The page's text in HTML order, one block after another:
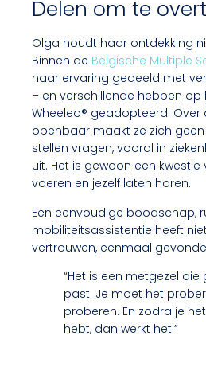
Delen om te
Olga houdt haar ontdekking
Binnen de Belgische Multiple
haar ervaring gedeeld met
– en verschillende hebben op
Wheeleo® geadopteerd. Over
openbaar maakt ze zich geen
stellen vragen, vooral in
uit. Het is gewoon een
voeren en jezelf laten horen.
Een eenvoudige boodschap,
mobiliteitsassistentie heeft
vertrouwen, eenmaal
“Het is een metgezel die
past. Je moet het
proberen. En zodra je
hebt, dan werkt het.”